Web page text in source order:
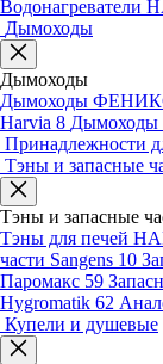
Водонагреватели
Дымоходы
Дымоходы
Дымоходы
Harvia 8 Дымоходы
Принадлежности
Тэны и запасные
Тэны и запасные
Тэны для печей
части Sangens 10
Паромакс 59
Hygromatik 62
Купели и душевые